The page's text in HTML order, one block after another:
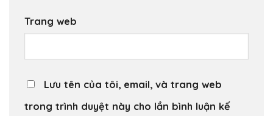
Trang web
Lưu tên của tôi, email, và trang web
trong trình duyệt này cho lần bình luận kế